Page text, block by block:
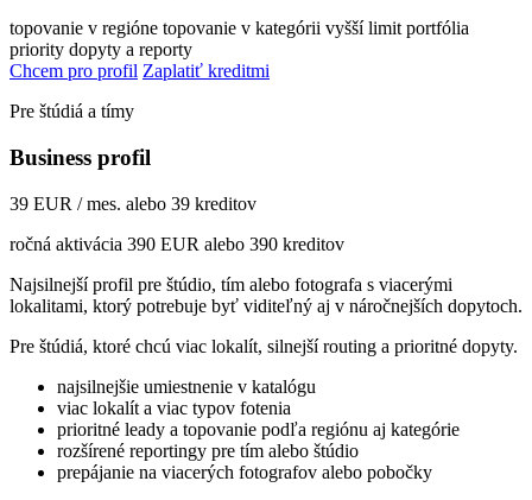
topovanie v regióne topovanie v kategórii vyšší limit portfólia
priority dopyty a reporty
Chcem pro profil Zaplatiť kreditmi
Pre štúdiá a tímy
Business profil
39 EUR / mes. alebo 39 kreditov
ročná aktivácia 390 EUR alebo 390 kreditov
Najsilnejší profil pre štúdio, tím alebo fotografa s viacerými
lokalitami, ktorý potrebuje byť viditeľný aj v náročnejších dopytoch.
Pre štúdiá, ktoré chcú viac lokalít, silnejší routing a prioritné dopyty.
najsilnejšie umiestnenie v katalógu
viac lokalít a viac typov fotenia
prioritné leady a topovanie podľa regiónu aj kategórie
rozšírené reportingy pre tím alebo štúdio
prepájanie na viacerých fotografov alebo pobočky